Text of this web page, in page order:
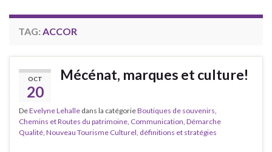
TAG: ACCOR
OCT
20
Mécénat, marques et culture!
DeEvelyne Lehalle dans la catégorieBoutiques de souvenirs,
Chemins et Routes du patrimoine, Communication, Démarche
Qualité, Nouveau Tourisme Culturel, définitions et stratégies